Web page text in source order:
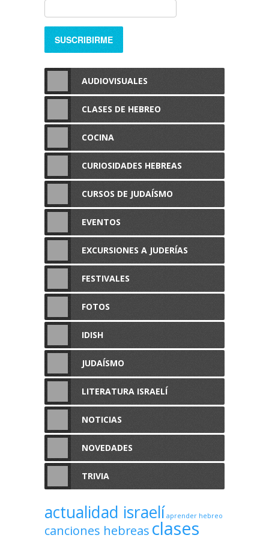
AUDIOVISUALES
CLASES DE HEBREO
COCINA
CURIOSIDADES HEBREAS
CURSOS DE JUDAÍSMO
EVENTOS
EXCURSIONES A JUDERÍAS
FESTIVALES
FOTOS
IDISH
JUDAÍSMO
LITERATURA ISRAELÍ
NOTICIAS
NOVEDADES
TRIVIA
actualidad israelí aprender hebreo
canciones hebreas clases